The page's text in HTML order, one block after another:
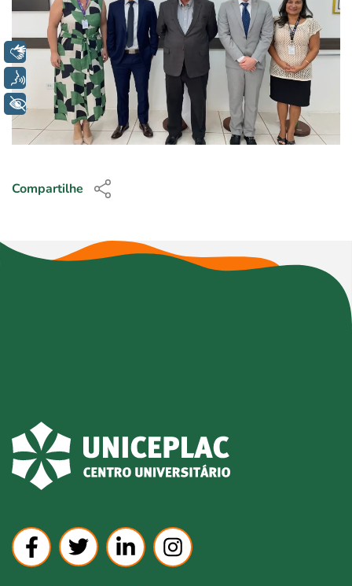
Compartilhe
Libras
Voz
+ Acessibilidade